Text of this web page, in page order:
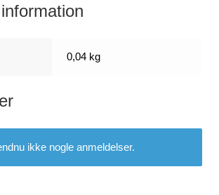
0,04 kg
ikke nogle anmeldelser.